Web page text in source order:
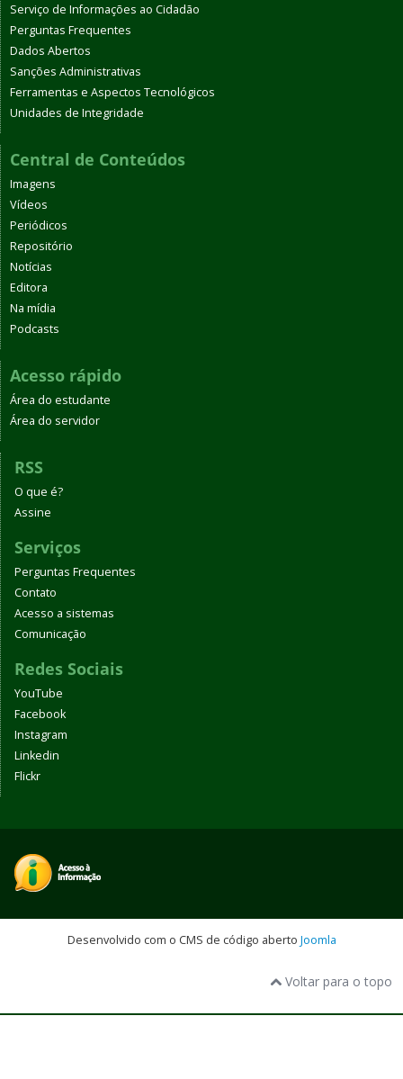
Serviço de Informações ao Cidadão
Perguntas Frequentes
Dados Abertos
Sanções Administrativas
Ferramentas e Aspectos Tecnológicos
Unidades de Integridade
Central de Conteúdos
Imagens
Vídeos
Periódicos
Repositório
Notícias
Editora
Na mídia
Podcasts
Acesso rápido
Área do estudante
Área do servidor
RSS
O que é?
Assine
Serviços
Perguntas Frequentes
Contato
Acesso a sistemas
Comunicação
Redes Sociais
YouTube
Facebook
Instagram
Linkedin
Flickr
Desenvolvido com o CMS de código aberto Joomla
Voltar para o topo